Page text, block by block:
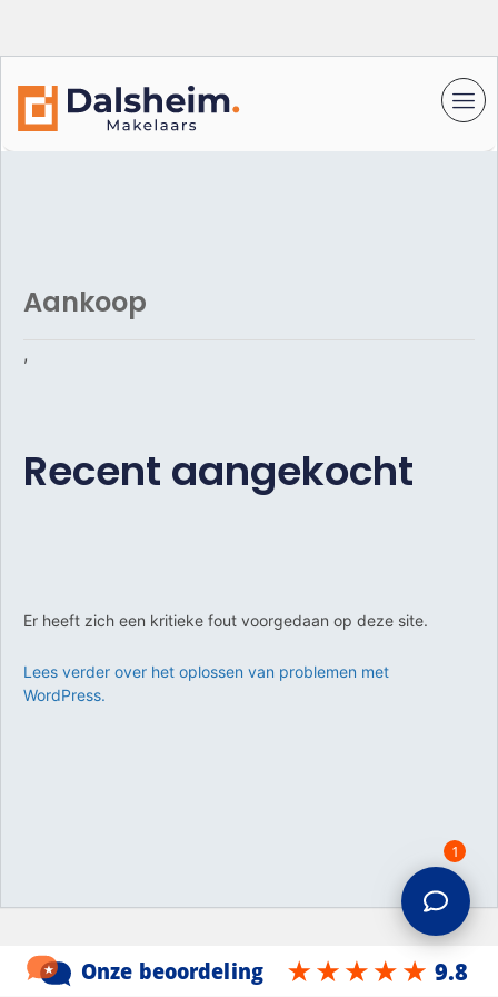
Aankoop
,
Recent aangekocht
Er heeft zich een kritieke fout voorgedaan op deze site.
Lees verder over het oplossen van problemen met
WordPress.
1